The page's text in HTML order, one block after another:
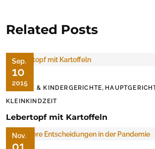
Related Posts
Sep.
10
2015
BABY & KINDERGERICHTE,
KLEINKINDZEIT
Lebertopf mit Kartoffeln
Nov.